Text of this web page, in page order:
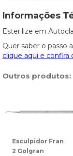
Informações
Esterilize em
Quer saber o passo
clique aqui e confira
Outros produtos:
Esculpidor Fran
2 Golgran